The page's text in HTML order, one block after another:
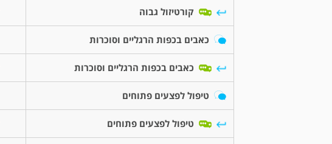
קורטיזול גבוה
כאבים בכפות הרגליים וסוכרות
כאבים בכפות הרגליים וסוכרות
טיפול לפצעים פתוחים
טיפול לפצעים פתוחים